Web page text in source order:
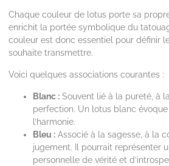
Chaque couleur de lotus porte sa
enrichit la portée symbolique du
couleur est donc essentiel pour définir
souhaite transmettre.
Voici quelques associations courantes :
Blanc : Souvent lié à la pureté, à
perfection. Un lotus blanc
l’harmonie.
Bleu : Associé à la sagesse, à la
jugement. Il pourrait représenter
personnelle de vérité et